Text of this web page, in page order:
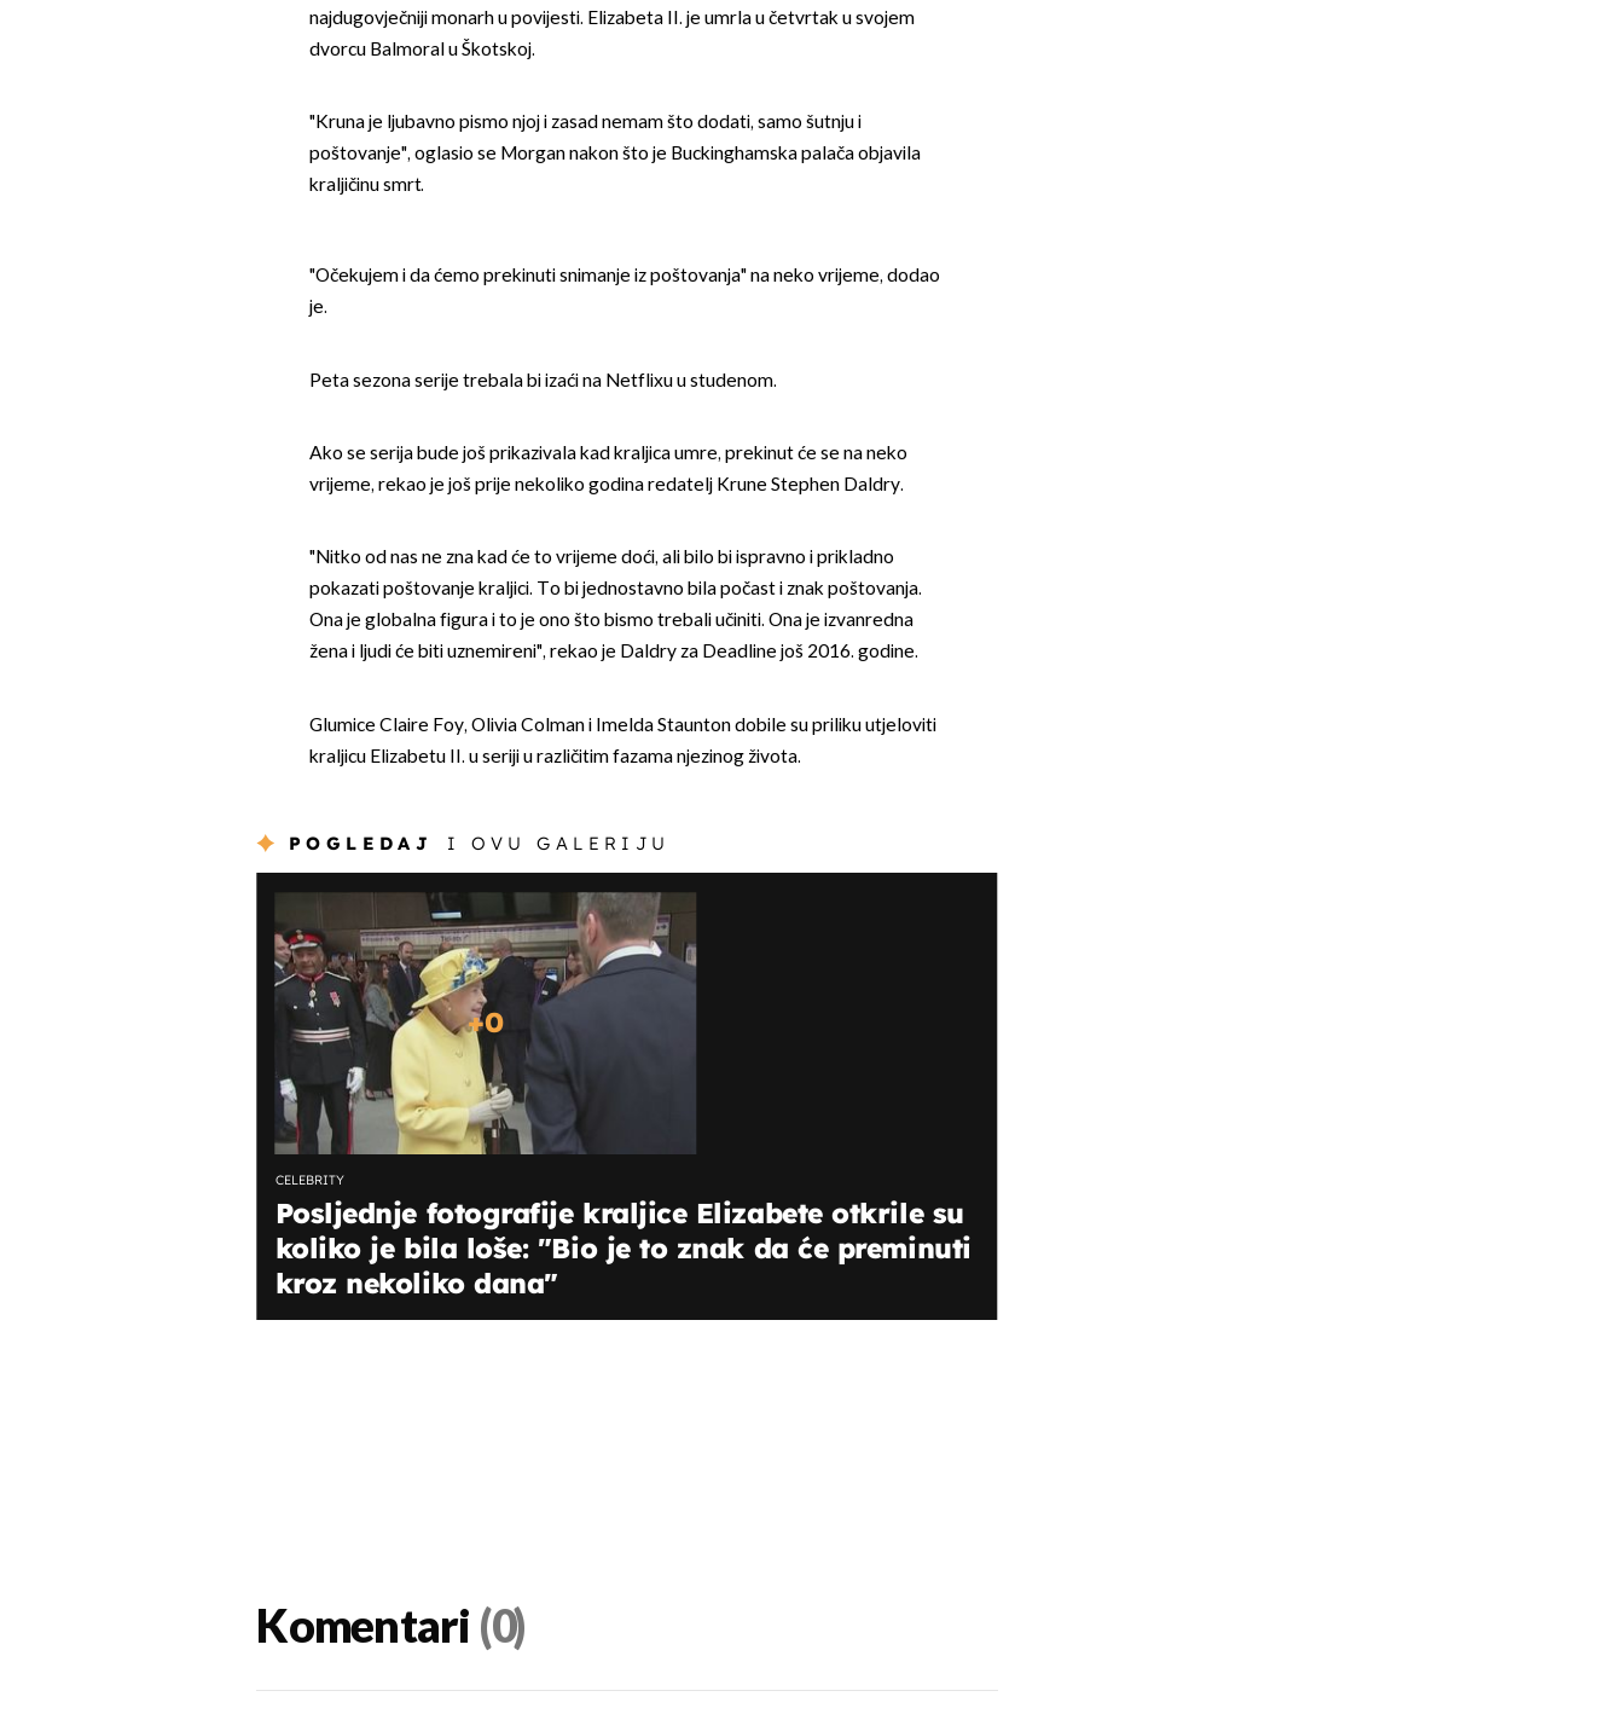
najdugovječniji monarh u povijesti. Elizabeta II. je umrla u četvrtak u svojem
dvorcu Balmoral u Škotskoj.
"Kruna je ljubavno pismo njoj i zasad nemam što dodati, samo šutnju i
poštovanje", oglasio se Morgan nakon što je Buckinghamska palača objavila
kraljičinu smrt.
"Očekujem i da ćemo prekinuti snimanje iz poštovanja" na neko vrijeme, dodao
je.
Peta sezona serije trebala bi izaći na Netflixu u studenom.
Ako se serija bude još prikazivala kad kraljica umre, prekinut će se na neko
vrijeme, rekao je još prije nekoliko godina redatelj Krune Stephen Daldry.
"Nitko od nas ne zna kad će to vrijeme doći, ali bilo bi ispravno i prikladno
pokazati poštovanje kraljici. To bi jednostavno bila počast i znak poštovanja.
Ona je globalna figura i to je ono što bismo trebali učiniti. Ona je izvanredna
žena i ljudi će biti uznemireni", rekao je Daldry za Deadline još 2016. godine.
Glumice Claire Foy, Olivia Colman i Imelda Staunton dobile su priliku utjeloviti
kraljicu Elizabetu II. u seriji u različitim fazama njezinog života.
POGLEDAJ I OVU GALERIJU
+0
CELEBRITY
Posljednje fotografije kraljice Elizabete otkrile su
koliko je bila loše: "Bio je to znak da će preminuti
kroz nekoliko dana"
Komentari (0)